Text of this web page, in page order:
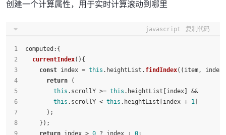
创建一个计算属性，用于实时计算滚动到哪里
javascript 复制代码
computed :{
currentIndex( ){
const index = this . heightList . findIndex( ( item, index
return (
this . scrollY >= this . heightList [index] &&
this . scrollY < this . heightList [index + 1]
      );
    });
return index > 0 ? index : 0;